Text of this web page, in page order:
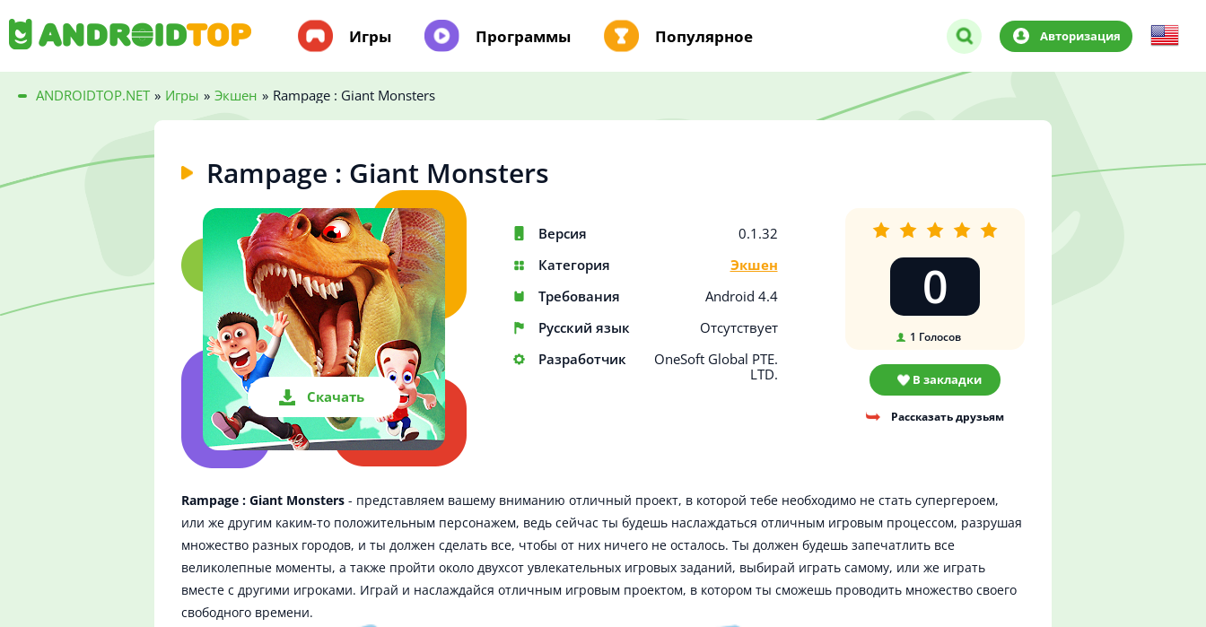
Игры Программы Популярное Авторизация
ANDROIDTOP.NET » Игры » Экшен » Rampage : Giant Monsters
Rampage : Giant Monsters
Скачать
Версия
0.1.32
Категория
Экшен
Требования
Android 4.4
Русский язык
Отсутствует
Разработчик
OneSoft Global PTE.
LTD.
0
1 Голосов
В закладки
Рассказать друзьям
Rampage : Giant Monsters - представляем вашему вниманию отличный проект, в которой тебе необходимо не стать супергероем,
или же другим каким-то положительным персонажем, ведь сейчас ты будешь наслаждаться отличным игровым процессом, разрушая
множество разных городов, и ты должен сделать все, чтобы от них ничего не осталось. Ты должен будешь запечатлить все
великолепные моменты, а также пройти около двухсот увлекательных игровых заданий, выбирай играть самому, или же играть
вместе с другими игроками. Играй и наслаждайся отличным игровым проектом, в котором ты сможешь проводить множество своего
свободного времени.